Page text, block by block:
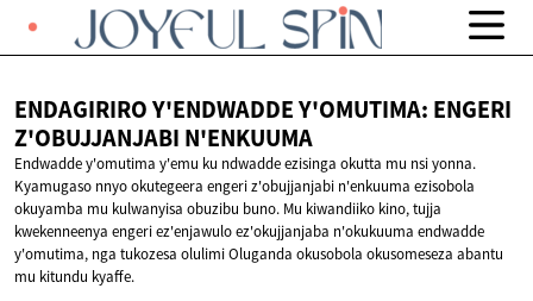
ENDAGIRIRO Y'ENDWADDE Y'OMUTIMA: ENGERI
Z'OBUJJANJABI N'ENKUUMA
Endwadde y'omutima y'emu ku ndwadde ezisinga okutta mu nsi yonna.
Kyamugaso nnyo okutegeera engeri z'obujjanjabi n'enkuuma ezisobola
okuyamba mu kulwanyisa obuzibu buno. Mu kiwandiiko kino, tujja
kwekenneenya engeri ez'enjawulo ez'okujjanjaba n'okukuuma endwadde
y'omutima, nga tukozesa olulimi Oluganda okusobola okusomeseza abantu
mu kitundu kyaffe.